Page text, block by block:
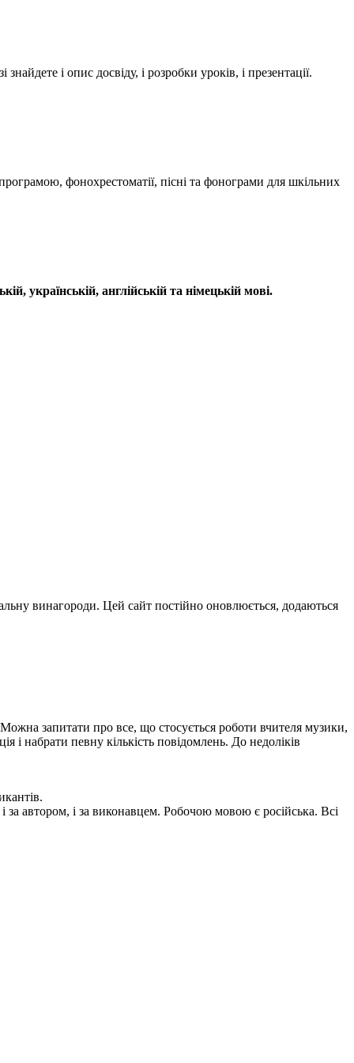
і опис досвіду, і розробки уроків, і презентації.
фонохрестоматії, пісні та фонограми для шкільних
українській, англійській та німецькій мові.
винагороди. Цей сайт постійно оновлюється, додаються
запитати про все, що стосується роботи вчителя музики,
набрати певну кількість повідомлень. До недоліків
автором, і за виконавцем. Робочою мовою є російська. Всі